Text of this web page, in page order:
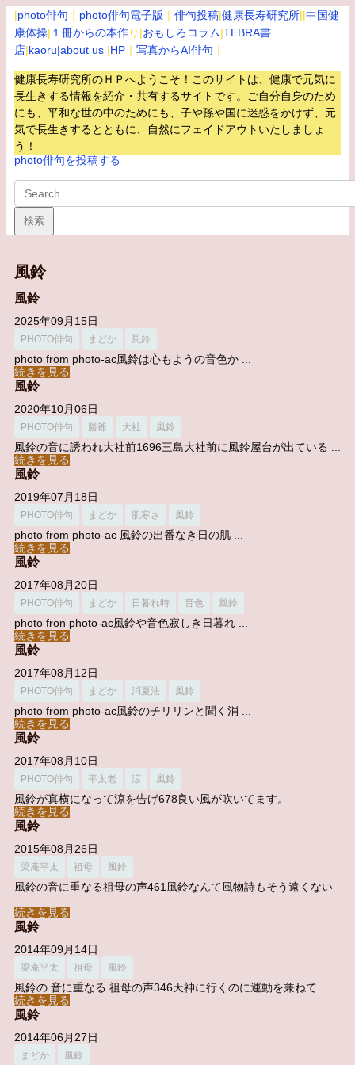
|photo俳句 ｜ photo俳句電子版 ｜ 俳句投稿|健康長寿研究所||中国健
康体操| １冊からの本作り|おもしろコラム|TEBRA書
店|kaoru|about us |HP ｜ 写真からAI俳句 ｜
健康長寿研究所のＨＰへようこそ！このサイトは、健康で元気に
長生きする情報を紹介・共有するサイトです。 ご自分自身のため
にも、平和な世の中のためにも、子や孫や国に迷惑をかけず、元
気で長生きするとともに、自然にフェイドアウトいたしましょ
う！
photo俳句を投稿する
風鈴
風鈴
2025年09月15日
PHOTO俳句 まどか 風鈴
photo from photo-ac風鈴は心もようの音色か ...
続きを見る
風鈴
2020年10月06日
PHOTO俳句 勝爺 大社 風鈴
風鈴の音に誘われ大社前1696三島大社前に風鈴屋台が出ている ...
続きを見る
風鈴
2019年07月18日
PHOTO俳句 まどか 肌寒さ 風鈴
photo from photo-ac 風鈴の出番なき日の肌 ...
続きを見る
風鈴
2017年08月20日
PHOTO俳句 まどか 日暮れ時 音色 風鈴
photo fron photo-ac風鈴や音色寂しき日暮れ ...
続きを見る
風鈴
2017年08月12日
PHOTO俳句 まどか 消夏法 風鈴
photo from photo-ac風鈴のチリリンと聞く消 ...
続きを見る
風鈴
2017年08月10日
PHOTO俳句 平太老 涼 風鈴
風鈴が真横になって涼を告げ678良い風が吹いてます。
続きを見る
風鈴
2015年08月26日
梁庵平太 祖母 風鈴
風鈴の音に重なる祖母の声461風鈴なんて風物詩もそう遠くない
続きを見る
風鈴
2014年09月14日
梁庵平太 祖母 風鈴
風鈴の 音に重なる 祖母の声346天神に行くのに運動を兼ねて ...
続きを見る
風鈴
2014年06月27日
まどか 風鈴